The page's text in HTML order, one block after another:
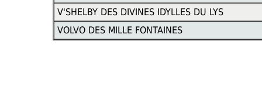
V'SHELBY DES DIVINES IDYLLES DU LYS
VOLVO DES MILLE FONTAINES